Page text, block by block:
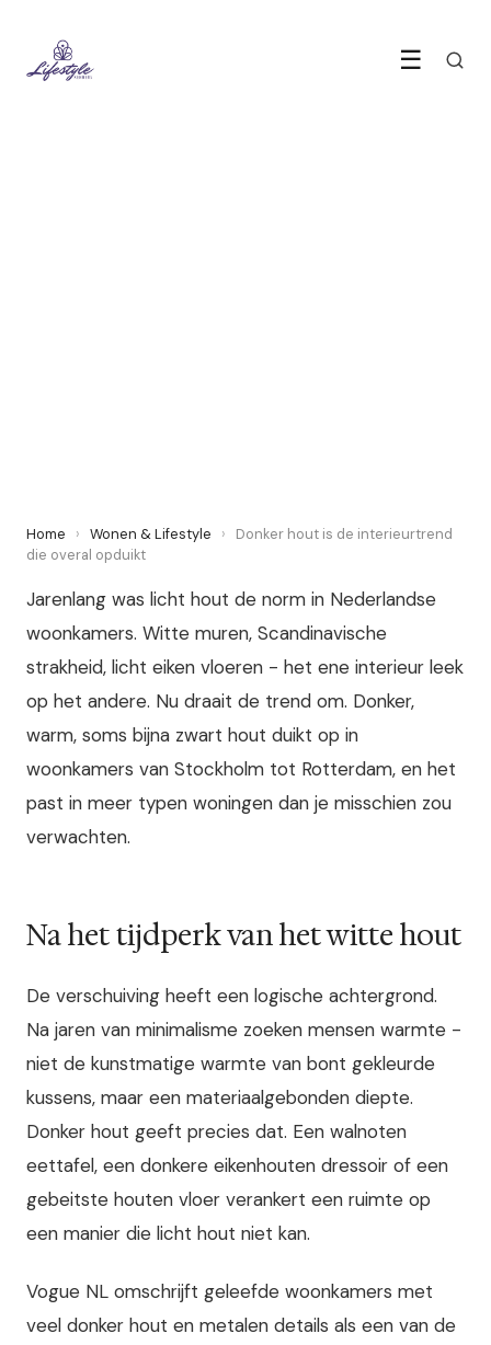
☰
Home › Wonen & Lifestyle ›
Donker hout is de interieurtrend
die overal opduikt
Jarenlang was licht hout de norm in Nederlandse
woonkamers. Witte muren, Scandinavische
strakheid, licht eiken vloeren - het ene interieur leek
op het andere. Nu draait de trend om. Donker,
warm, soms bijna zwart hout duikt op in
woonkamers van Stockholm tot Rotterdam, en het
past in meer typen woningen dan je misschien zou
verwachten.
Na het tijdperk van het witte hout
De verschuiving heeft een logische achtergrond.
Na jaren van minimalisme zoeken mensen warmte -
niet de kunstmatige warmte van bont gekleurde
kussens, maar een materiaalgebonden diepte.
Donker hout geeft precies dat. Een walnoten
eettafel, een donkere eikenhouten dressoir of een
gebeitste houten vloer verankert een ruimte op
een manier die licht hout niet kan.
Vogue NL omschrijft geleefde woonkamers met
veel donker hout en metalen details als een van de